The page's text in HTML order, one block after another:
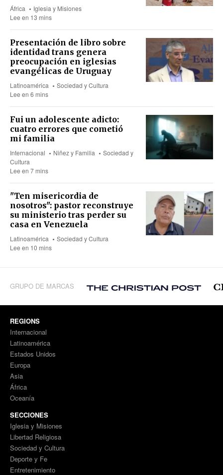
África
Iglesia y Misiones
Lee en 13 mins
Presentación de libro sobre
identidad trans genera
preocupación en iglesias
evangélicas de Uruguay
Latinoamérica
Sociedad y Cultura
Lee en 6 mins
Fui un adolescente adicto:
cuatro errores que cometió
mi familia
Internacional Niñez y Familia
Sociedad y
Cultura
Lee en 7 mins
"Ten misericordia de
nosotros": pastor reconstruye
su ministerio tras perder su
casa en Venezuela
Latinoamérica
Sociedad y Cultura
Lee en 10 mins
GRUPO DE MARCAS
REGIONS
Internacional
Latinoamérica
Estados Unidos
Europa
Asia
África
Oceanía
SECCIONES
Iglesia y Misiones
Libertad Religiosa
Sociedad y Cultura
Deporte y Fe
Entretenimiento